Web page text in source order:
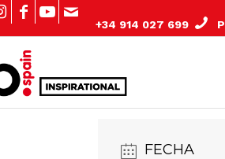
+34 914 027 699
FECHA